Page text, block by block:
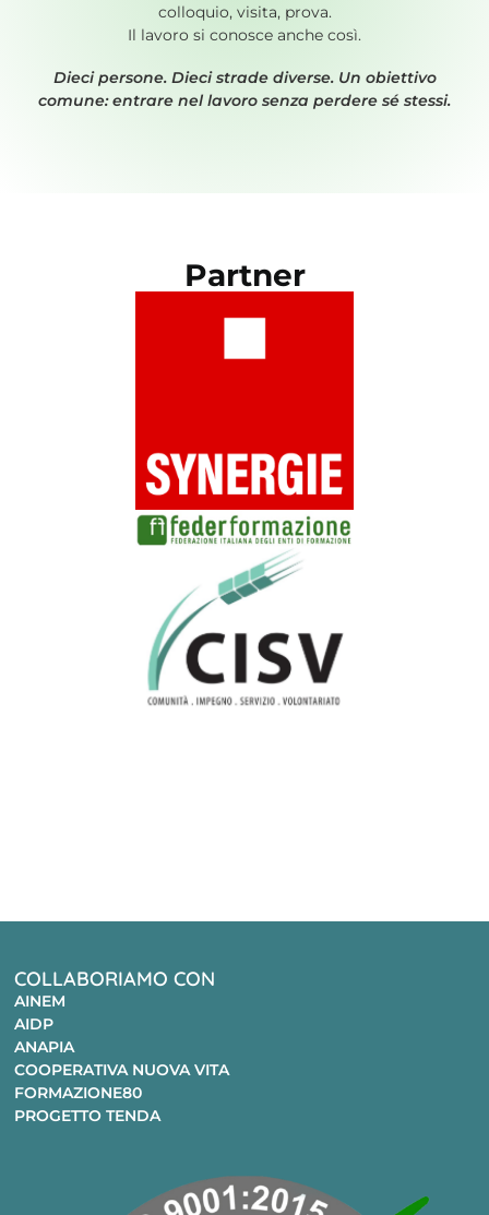
colloquio, visita, prova.
Il lavoro si conosce anche così.
Dieci persone. Dieci strade diverse. Un obiettivo
comune: entrare nel lavoro senza perdere sé stessi.
Partner
COLLABORIAMO CON
AINEM
AIDP
ANAPIA
COOPERATIVA NUOVA VITA
FORMAZIONE80
PROGETTO TENDA